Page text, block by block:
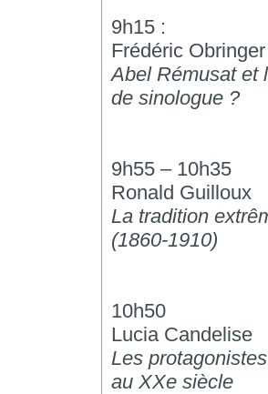
9h15 :
Frédéric Obringer
Abel Rémusat et
de sinologue ?
9h55 – 10h35
Ronald Guilloux
La tradition
(1860-1910)
10h50
Lucia Candelise
Les
au XXe siècle